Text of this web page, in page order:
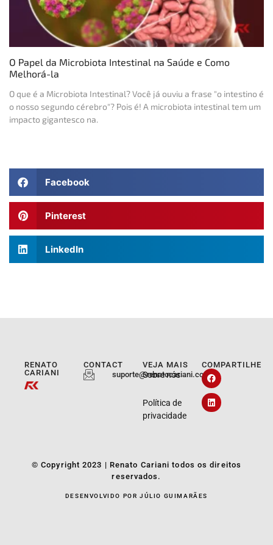
O Papel da Microbiota Intestinal na Saúde e Como
Melhorá-la
O que é a Microbiota Intestinal? Você já ouviu a frase "o intestino é
o nosso segundo cérebro"? Pois é! A microbiota intestinal tem um
impacto gigantesco na.
Facebook
Pinterest
LinkedIn
RENATO
CARIANI
CONTACT
suporte@renatocariani.com.br
VEJA MAIS
Sobre nós
Política de
privacidade
COMPARTILHE
© Copyright 2023 | Renato Cariani todos os direitos
reservados.
DESENVOLVIDO POR JÚLIO GUIMARÃES